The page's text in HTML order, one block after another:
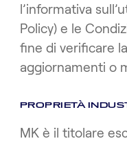
l’informativa
Policy) e le
fine di verificare
aggiornamenti o
PROPRIETÀ
MK è il titolare